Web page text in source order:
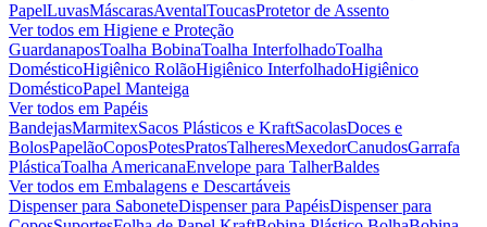
PapelLuvasMáscarasAventalToucasProtetor de Assento
Ver todos em Higiene e Proteção
GuardanaposToalha BobinaToalha InterfolhadoToalha
DomésticoHigiênico RolãoHigiênico InterfolhadoHigiênico
DomésticoPapel Manteiga
Ver todos em Papéis
BandejasMarmitexSacos Plásticos e KraftSacolasDoces e
BolosPapelãoCoposPotesPratosTalheresMexedorCanudosGarrafa
PlásticaToalha AmericanaEnvelope para TalherBaldes
Ver todos em Embalagens e Descartáveis
Dispenser para SaboneteDispenser para PapéisDispenser para